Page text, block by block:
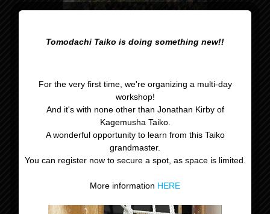
Tomodachi Taiko is doing something new!!
For the very first time, we're organizing a multi-day
workshop!
And it's with none other than Jonathan Kirby of
Kagemusha Taiko.
A wonderful opportunity to learn from this Taiko
grandmaster.
You can register now to secure a spot, as space is limited.
More information HERE